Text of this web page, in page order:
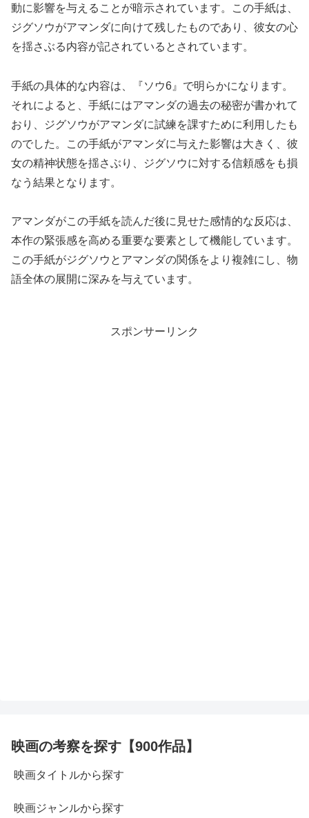
動に影響を与えることが暗示されています。この手紙は、
ジグソウがアマンダに向けて残したものであり、彼女の心
を揺さぶる内容が記されているとされています。
手紙の具体的な内容は、『ソウ6』で明らかになります。
それによると、手紙にはアマンダの過去の秘密が書かれて
おり、ジグソウがアマンダに試練を課すために利用したも
のでした。この手紙がアマンダに与えた影響は大きく、彼
女の精神状態を揺さぶり、ジグソウに対する信頼感をも損
なう結果となります。
アマンダがこの手紙を読んだ後に見せた感情的な反応は、
本作の緊張感を高める重要な要素として機能しています。
この手紙がジグソウとアマンダの関係をより複雑にし、物
語全体の展開に深みを与えています。
スポンサーリンク
映画の考察を探す【900作品】
映画タイトルから探す
映画ジャンルから探す